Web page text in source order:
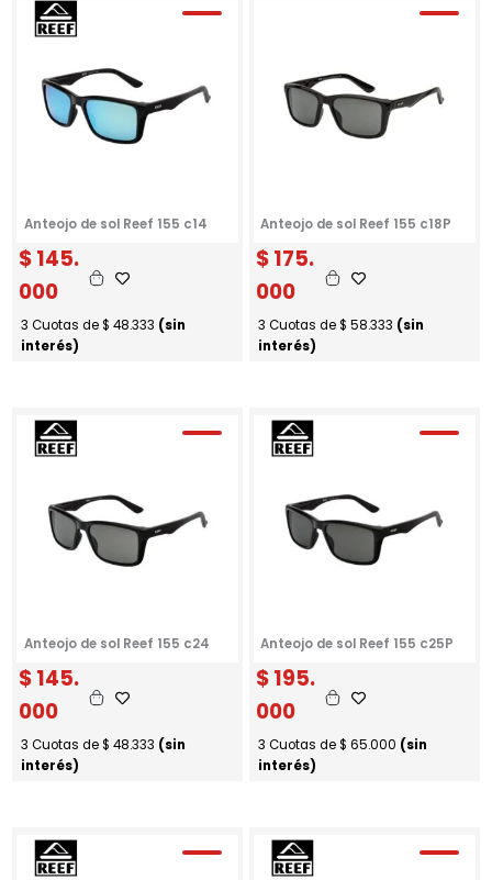
Anteojo de sol Reef 155 c14
$145.
000
3 Cuotas de $ 48.333 (sin
interés)
Anteojo de sol Reef 155 c18P
$175.
000
3 Cuotas de $ 58.333 (sin
interés)
Anteojo de sol Reef 155 c24
$145.
000
3 Cuotas de $ 48.333 (sin
interés)
Anteojo de sol Reef 155 c25P
$195.
000
3 Cuotas de $ 65.000 (sin
interés)